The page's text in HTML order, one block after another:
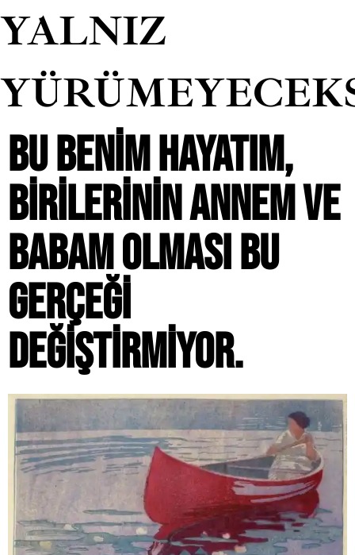
YALNIZ
BU BENIM HAYATIM,
BIRILERININ ANNEM VE
BABAM OLMASI BU
GERÇEĞI
DEĞIŞTIRMIYOR.